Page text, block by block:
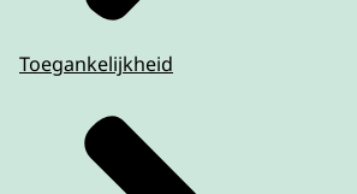
Toegankelijkheid